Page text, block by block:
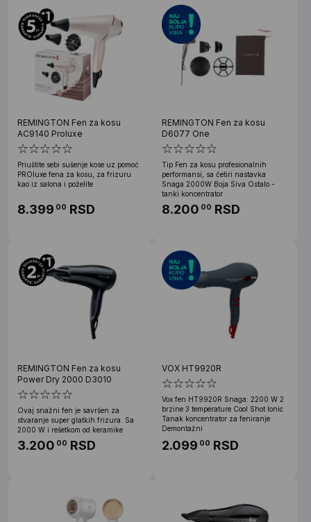
REMINGTON Fen za kosu
AC9140 Proluxe
Priuštite sebi sušenje kose uz pomoć
PROluxe fena za kosu, za frizuru
kao iz salona i poželite
8.399 00 RSD
REMINGTON Fen za kosu
D6077 One
Tip Fen za kosu profesionalnih
performansi, sa četiri nastavka
Snaga 2000W Boja Siva Ostalo -
tanki koncentrator
8.200 00 RSD
REMINGTON Fen za kosu
Power Dry 2000 D3010
Ovaj snažni fen je savršen za
stvaranje super glatkih frizura. Sa
2000 W i rešetkom od keramike
3.200 00 RSD
VOX HT9920R
Vox fen HT9920R Snaga: 2200 W 2
brzine 3 temperature Cool Shot Ionic
Tanak koncentrator za feniranje
Demontažni
2.099 00 RSD